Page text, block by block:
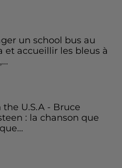
un school bus au
et accueillir les bleus à
the U.S.A - Bruce
: la chanson que